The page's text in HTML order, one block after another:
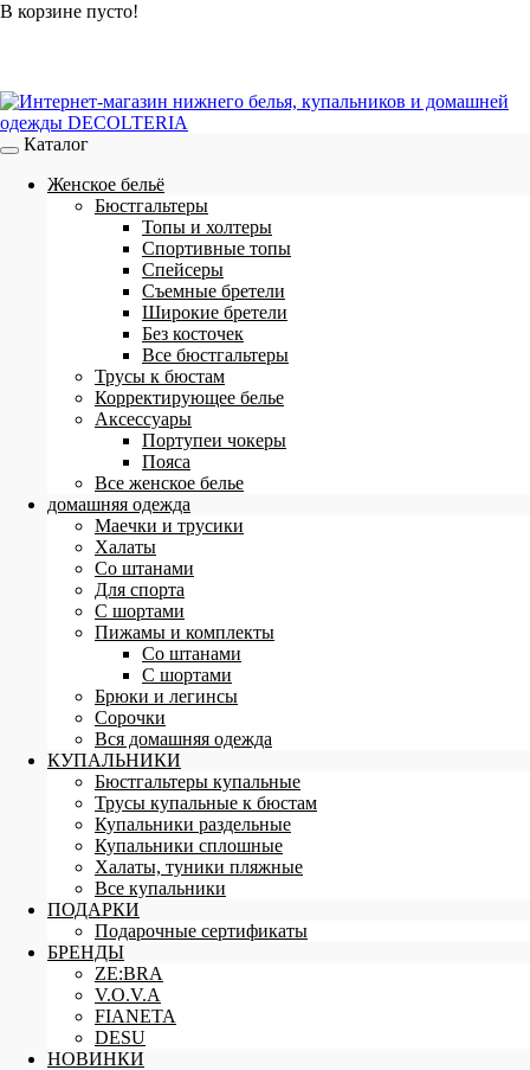
В корзине пусто!
Каталог
Женское бельё
Бюстгальтеры
Топы и холтеры
Спортивные топы
Спейсеры
Съемные бретели
Широкие бретели
Без косточек
Все бюстгальтеры
Трусы к бюстам
Корректирующее белье
Аксессуары
Портупеи чокеры
Пояса
Все женское белье
домашняя одежда
Маечки и трусики
Халаты
Со штанами
Для спорта
С шортами
Пижамы и комплекты
Со штанами
С шортами
Брюки и легинсы
Сорочки
Вся домашняя одежда
КУПАЛЬНИКИ
Бюстгальтеры купальные
Трусы купальные к бюстам
Купальники раздельные
Купальники сплошные
Халаты, туники пляжные
Все купальники
ПОДАРКИ
Подарочные сертификаты
БРЕНДЫ
ZE:BRA
V.O.V.A
FIANETA
DESU
НОВИНКИ